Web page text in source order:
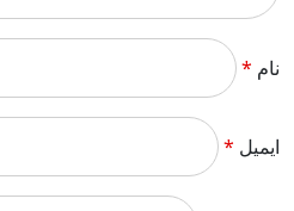
نام *
ایمیل *